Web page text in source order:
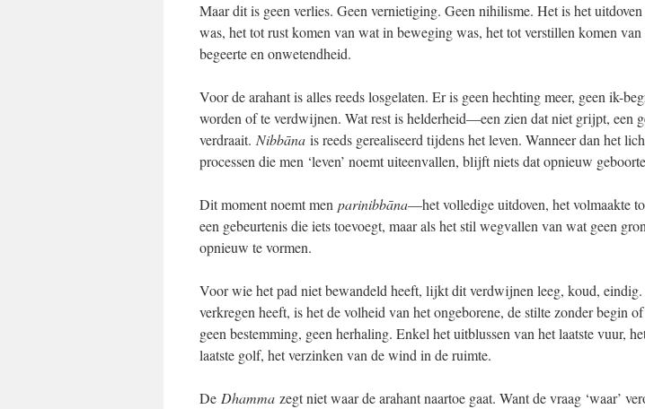
Maar dit is geen verlies. Geen vernietiging. Geen nihilisme. Het is het
was, het tot rust komen van wat in beweging was, het tot verstillen komen
begeerte en onwetendheid.
Voor de arahant is alles reeds losgelaten. Er is geen hechting meer, geen ik-
worden of te verdwijnen. Wat rest is helderheid—een zien dat niet grijpt, een
verdraait. Nibbāna is reeds gerealiseerd tijdens het leven. Wanneer dan het
processen die men ‘leven’ noemt uiteenvallen, blijft niets dat opnieuw
Dit moment noemt men parinibbāna—het volledige uitdoven, het volmaakte
een gebeurtenis die iets toevoegt, maar als het stil wegvallen van wat geen
opnieuw te vormen.
Voor wie het pad niet bewandeld heeft, lijkt dit verdwijnen leeg, koud,
verkregen heeft, is het de volheid van het ongeborene, de stilte zonder begin
geen bestemming, geen herhaling. Enkel het uitblussen van het laatste vuur,
laatste golf, het verzinken van de wind in de ruimte.
De Dhamma zegt niet waar de arahant naartoe gaat. Want de vraag ‘waar’